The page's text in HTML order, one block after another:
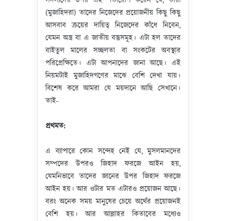
(মুজাহিদরা) তাদের নিজেদের প্রয়োজনীয় কিছু কিছু
আসবাব ক্রয়ের দায়িত্ব নিজেদের কাঁধে নিবেন,
যেমন অস্ত্র বা এ জাতীয় বস্তুসমূহ। এটা হল তাদের
বাইতুল মালের সচ্ছলতা বা সংকটের অবস্থার
পরিপ্রেক্ষিতে। এটা আপনাদের জানা আছে। এই
নিয়মটাই মুজাহিদগণের মাঝে বেশি দেখা যায়।
বিশেষ করে আমরা যে ময়দানে আছি সেখানে।
তাই-
প্রথমত:
এ ব্যাপারে কোন সন্দেহ নেই যে, মুসলমানদের
সম্পদের উপরও জিহাদ ফরজে আইন হয়,
যেমনিভাবে তাদের জানের উপর জিহাদ ফরজে
আইন হয়। আর ওটার মত এটারও প্রয়োজন আছে।
বরং অনেক সময় মানুষের চেয়ে অর্থের প্রয়োজনই
বেশি হয়। আর আল্লাহর কিতাবের মধ্যেও